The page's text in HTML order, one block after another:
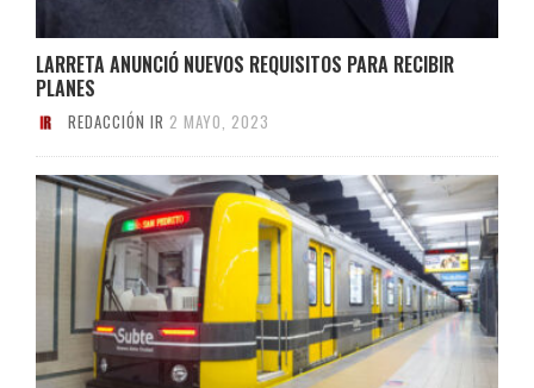
LARRETA ANUNCIÓ NUEVOS REQUISITOS PARA RECIBIR
PLANES
REDACCIÓN IR 2 MAYO, 2023